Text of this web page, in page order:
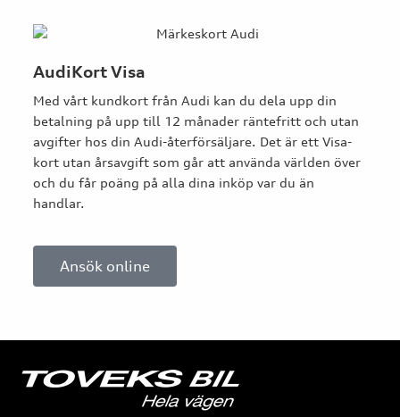
AudiKort Visa
Med vårt kundkort från Audi kan du dela upp din
betalning på upp till 12 månader räntefritt och utan
avgifter hos din Audi-återförsäljare. Det är ett Visa-
kort utan årsavgift som går att använda världen över
och du får poäng på alla dina inköp var du än
handlar.
Ansök online